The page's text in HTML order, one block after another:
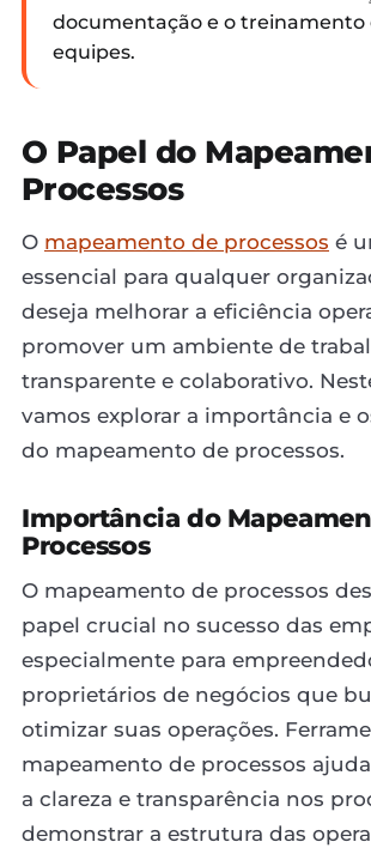
documentação e o treinamento
equipes.
O Papel do
Processos
O mapeamento de processos é
essencial para qualquer
deseja melhorar a eficiência
promover um ambiente de
transparente e colaborativo.
vamos explorar a importância e
do mapeamento de processos.
Importância do
Processos
O mapeamento de processos
papel crucial no sucesso das
especialmente para
proprietários de negócios que
otimizar suas operações.
mapeamento de processos
a clareza e transparência nos
demonstrar a estrutura das